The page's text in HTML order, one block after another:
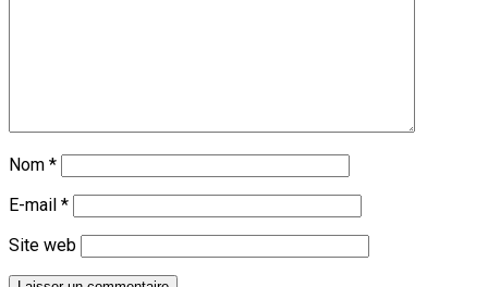
Nom *
E-mail *
Site web